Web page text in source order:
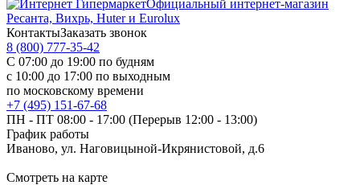
Официальный интернет-магазин
Ресанта, Вихрь, Huter и Eurolux
КонтактыЗаказать звонок
8 (800) 777-35-42
С 07:00 до 19:00 по будням
с 10:00 до 17:00 по выходным
по московскому времени
+7 (495) 151-67-68
ПН - ПТ 08:00 - 17:00 (Перерыв 12:00 - 13:00)
График работы
Иваново, ул. Наговицыной-Икрянистовой, д.6
Смотреть на карте